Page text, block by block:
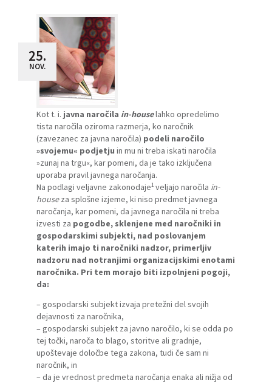
25.
NOV.
Kot t. i. javna naročila in-houselahko opredelimo
tista naročila oziroma razmerja, ko naročnik
(zavezanec za javna naročila) podeli naročilo
»svojemu« podjetju in mu ni treba iskati naročila
»zunaj na trgu«, kar pomeni, da je tako izključena
uporaba pravil javnega naročanja.
Na podlagi veljavne zakonodaje1veljajo naročila in-
houseza splošne izjeme, ki niso predmet javnega
naročanja, kar pomeni, da javnega naročila ni treba
izvesti za pogodbe, sklenjene med naročniki in
gospodarskimi subjekti, nad poslova­njem
katerih imajo ti naročniki nadzor, primerljiv
nadzoru nad notranjimi organizacijskimi enotami
naročnika. Pri tem morajo biti izpolnjeni pogoji,
da:
– gospodarski subjekt izvaja pretežni del svojih
dejavnosti za naročnika,
– gospodarski subjekt za javno naročilo, ki se odda po
tej točki, naroča to blago, storitve ali gradnje,
upoštevaje določbe tega zakona, tudi če sam ni
naročnik, in
– da je vrednost predmeta naročanja enaka ali nižja od